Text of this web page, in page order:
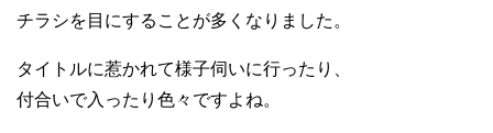
チラシを目にすることが多くなりました。
タイトルに惹かれて様子伺いに行ったり、
付合いで入ったり色々ですよね。